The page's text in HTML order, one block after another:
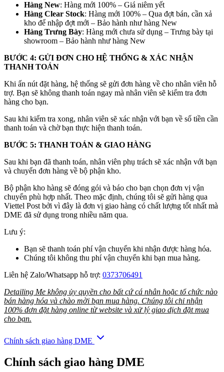
Hàng New: Hàng mới 100% – Giá niêm yết
Hàng Clear Stock: Hàng mới 100% – Qua đợt bán, cần xả
kho để nhập đợt mới – Bảo hành như hàng New
Hàng Trưng Bày: Hàng mới chưa sử dụng – Trưng bày tại
showroom – Bảo hành như hàng New
BƯỚC 4: GỬI ĐƠN CHO HỆ THỐNG & XÁC NHẬN
THANH TOÁN
Khi ấn nút đặt hàng, hệ thống sẽ gửi đơn hàng về cho nhân viên hỗ
trợ. Bạn sẽ không thanh toán ngay mà nhân viên sẽ kiểm tra đơn
hàng cho bạn.
Sau khi kiểm tra xong, nhân viên sẽ xác nhận với bạn về số tiền cần
thanh toán và chờ bạn thực hiện thanh toán.
BƯỚC 5: THANH TOÁN & GIAO HÀNG
Sau khi bạn đã thanh toán, nhân viên phụ trách sẽ xác nhận với bạn
và chuyển đơn hàng về bộ phận kho.
Bộ phận kho hàng sẽ đóng gói và báo cho bạn chọn đơn vị vận
chuyển phù hợp nhất. Theo mặc định, chúng tôi sẽ gửi hàng qua
Viettel Post bởi vì đây là đơn vị giao hàng có chất lượng tốt nhất mà
DME đã sử dụng trong nhiều năm qua.
Lưu ý:
Bạn sẽ thanh toán phí vận chuyển khi nhận được hàng hóa.
Chúng tôi không thu phí vận chuyển khi bạn mua hàng.
Liên hệ Zalo/Whatsapp hỗ trợ: 0373706491
Detailing Me không ủy quyền cho bất cứ cá nhân hoặc tổ chức nào
bán hàng hóa và chào mời bạn mua hàng. Chúng tôi chỉ nhận
100% đơn đặt hàng online từ website và xử lý giao dịch đặt mua
cho bạn.
Chính sách giao hàng DME
Chính sách giao hàng DME